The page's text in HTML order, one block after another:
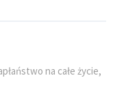
na całe życie,